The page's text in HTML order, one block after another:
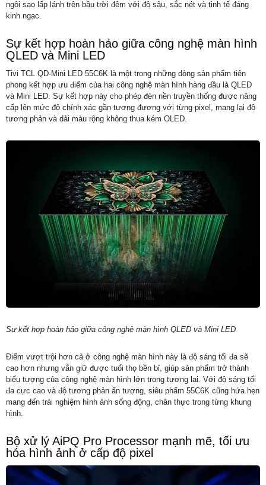
ngôi sao lấp lánh trên bầu trời đêm với độ sâu, sắc nét và tinh tế đáng
kinh ngạc.
Sự kết hợp hoàn hảo giữa công nghệ màn hình
QLED và Mini LED
Tivi TCL QD-Mini LED 55C6K là một trong những dòng sản phẩm tiên
phong kết hợp ưu điểm của hai công nghệ màn hình hàng đầu là QLED
và Mini LED. Sự kết hợp này cho phép đèn nền truyền thống được nâng
cấp lên mức độ chính xác gần tương đương với từng pixel, mang lại độ
tương phản và dải màu rộng không thua kém OLED.
Sự kết hợp hoàn hảo giữa công nghệ màn hình QLED và Mini LED
Điểm vượt trội hơn cả ở công nghệ màn hình này là độ sáng tối đa sẽ
cao hơn nhưng vẫn giữ được tuổi thọ bền bỉ, giúp sản phẩm trở thành
biểu tượng của công nghệ màn hình lớn trong tương lai. Với độ sáng tối
đa cực cao và độ tương phản ấn tượng, siêu phẩm 55C6K cũng hứa hẹn
mang đến trải nghiệm hình ảnh sống động, chân thực trong từng khung
hình.
Bộ xử lý AiPQ Pro Processor mạnh mẽ, tối ưu
hóa hình ảnh ở cấp độ pixel